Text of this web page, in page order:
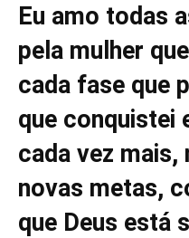
Eu amo todas
pela mulher
cada fase que
que conquistei
cada vez
novas metas,
que Deus está